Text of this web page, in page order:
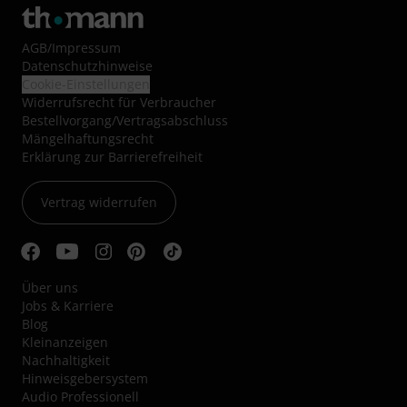
AGB/Impressum
Datenschutzhinweise
Widerrufsrecht für Verbraucher
Bestellvorgang/Vertragsabschluss
Mängelhaftungsrecht
Erklärung zur Barrierefreiheit
Vertrag widerrufen
Über uns
Jobs & Karriere
Blog
Kleinanzeigen
Nachhaltigkeit
Hinweisgebersystem
Audio Professionell